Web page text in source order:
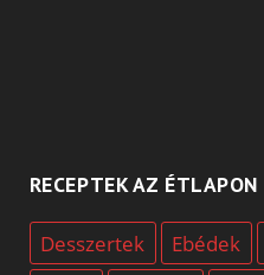
RECEPTEK AZ ÉTLAPON
Desszertek Ebédek